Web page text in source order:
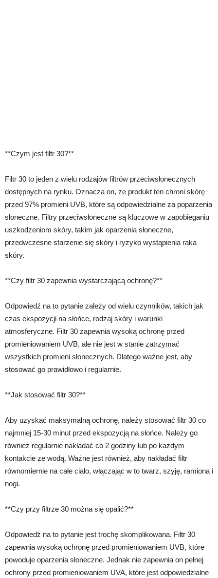
**Czym jest filtr 30?**
Filtr 30 to jeden z wielu rodzajów filtrów przeciwsłonecznych
dostępnych na rynku. Oznacza on, że produkt ten chroni skórę
przed 97% promieni UVB, które są odpowiedzialne za poparzenia
słoneczne. Filtry przeciwsłoneczne są kluczowe w zapobieganiu
uszkodzeniom skóry, takim jak oparzenia słoneczne,
przedwczesne starzenie się skóry i ryzyko wystąpienia raka
skóry.
**Czy filtr 30 zapewnia wystarczającą ochronę?**
Odpowiedź na to pytanie zależy od wielu czynników, takich jak
czas ekspozycji na słońce, rodzaj skóry i warunki
atmosferyczne. Filtr 30 zapewnia wysoką ochronę przed
promieniowaniem UVB, ale nie jest w stanie zatrzymać
wszystkich promieni słonecznych. Dlatego ważne jest, aby
stosować go prawidłowo i regularnie.
**Jak stosować filtr 30?**
Aby uzyskać maksymalną ochronę, należy stosować filtr 30 co
najmniej 15-30 minut przed ekspozycją na słońce. Należy go
również regularnie nakładać co 2 godziny lub po każdym
kontakcie ze wodą. Ważne jest również, aby nakładać filtr
równomiernie na całe ciało, włączając w to twarz, szyję, ramiona i
nogi.
**Czy przy filtrze 30 można się opalić?**
Odpowiedź na to pytanie jest trochę skomplikowana. Filtr 30
zapewnia wysoką ochronę przed promieniowaniem UVB, które
powoduje oparzenia słoneczne. Jednak nie zapewnia on pełnej
ochrony przed promieniowaniem UVA, które jest odpowiedzialne